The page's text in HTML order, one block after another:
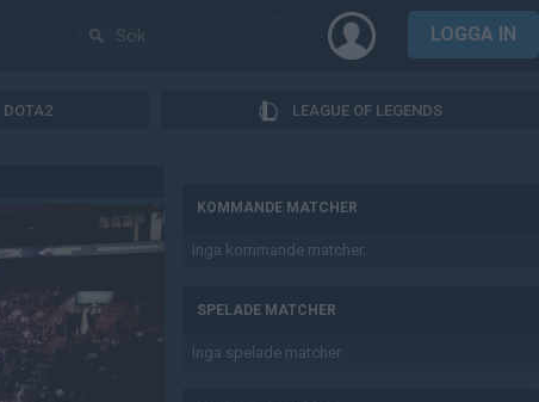
LOGGA IN
DOTA2 LEAGUE OF LEGENDS
KOMMANDE MATCHER
Inga kommande matcher.
SPELADE MATCHER
Inga spelade matcher.